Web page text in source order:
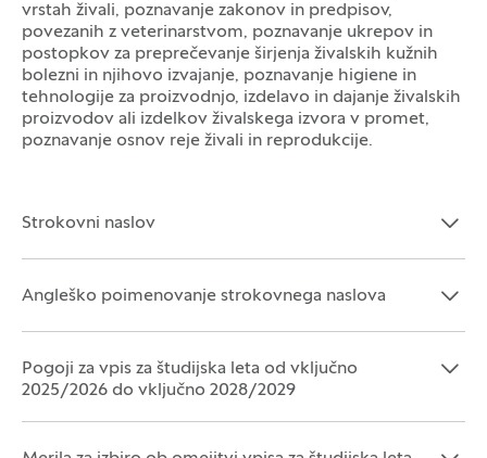
vrstah živali, poznavanje zakonov in predpisov,
povezanih z veterinarstvom, poznavanje ukrepov in
postopkov za preprečevanje širjenja živalskih kužnih
bolezni in njihovo izvajanje, poznavanje higiene in
tehnologije za proizvodnjo, izdelavo in dajanje živalskih
proizvodov ali izdelkov živalskega izvora v promet,
poznavanje osnov reje živali in reprodukcije.
Odpri razdelek:
Zapri razdelek:
Strokovni naslov
Odpri razdelek:
Zapri razdelek:
Angleško poimenovanje strokovnega naslova
Odpri razdelek:
Zapri razdelek:
Pogoji za vpis za študijska leta od vključno
2025/2026 do vključno 2028/2029